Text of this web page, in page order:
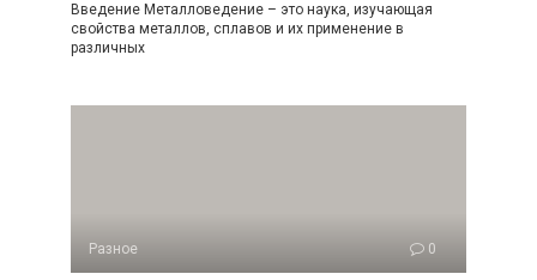
Введение Металловедение – это наука, изучающая
свойства металлов, сплавов и их применение в
различных
Разное 0